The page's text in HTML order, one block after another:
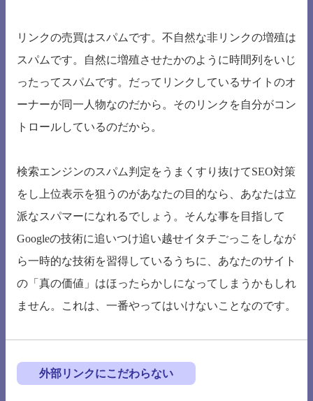
リンクの売買はスパムです。不自然な非リンクの増殖は
スパムです。自然に増殖させたかのように時間列をいじ
ったってスパムです。だってリンクしているサイトのオ
ーナーが同一人物なのだから。そのリンクを自分がコン
トロールしているのだから。
検索エンジンのスパム判定をうまくすり抜けてSEO対策
をし上位表示を狙うのがあなたの目的なら、あなたは立
派なスパマーになれるでしょう。そんな事を目指して
Googleの技術に追いつけ追い越せイタチごっこをしなが
ら一時的な技術を習得しているうちに、あなたのサイト
の「真の価値」はほったらかしになってしまうかもしれ
ません。これは、一番やってはいけないことなのです。
外部リンクにこだわらない